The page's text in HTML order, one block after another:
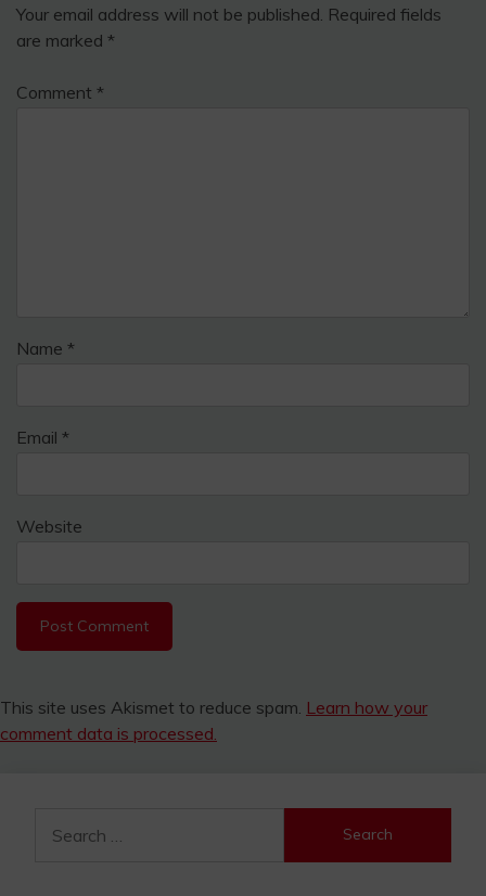
Your email address will not be published. Required fields
are marked *
Comment *
Name *
Email *
Website
This site uses Akismet to reduce spam. Learn how your
comment data is processed.
for: